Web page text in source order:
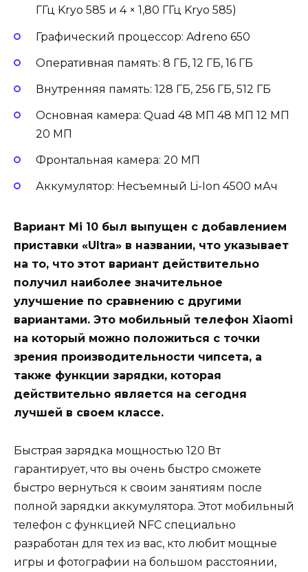
ГГц Kryo 585 и 4 × 1,80 ГГц Kryo 585)
Графический процессор: Adreno 650
Оперативная память: 8 ГБ, 12 ГБ, 16 ГБ
Внутренняя память: 128 ГБ, 256 ГБ, 512 ГБ
Основная камера: Quad 48 МП 48 МП 12 МП
20 МП
Фронтальная камера: 20 МП
Аккумулятор: Несъемный Li-Ion 4500 мАч
Вариант Mi 10 был выпущен с добавлением
приставки «Ultra» в названии, что указывает
на то, что этот вариант действительно
получил наиболее значительное
улучшение по сравнению с другими
вариантами. Это мобильный телефон Xiaomi
на который можно положиться с точки
зрения производительности чипсета, а
также функции зарядки, которая
действительно является на сегодня
лучшей в своем классе.
Быстрая зарядка мощностью 120 Вт
гарантирует, что вы очень быстро сможете
быстро вернуться к своим занятиям после
полной зарядки аккумулятора. Этот мобильный
телефон с функцией NFC специально
разработан для тех из вас, кто любит мощные
игры и фотографии на большом расстоянии,